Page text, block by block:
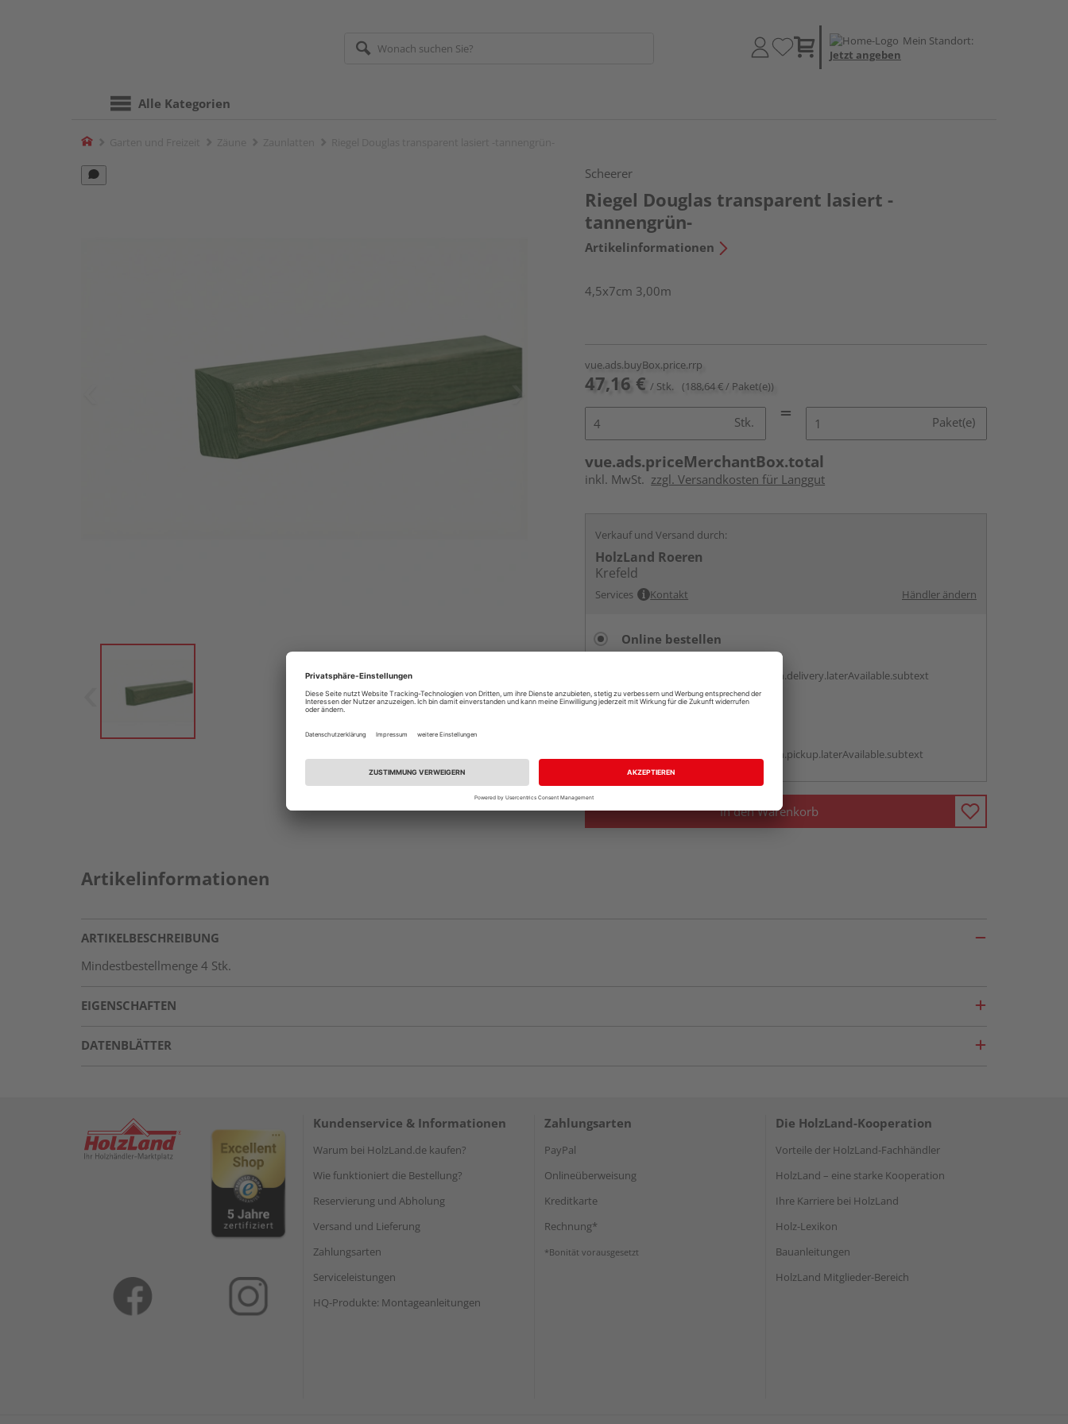
Mein Standort:
Jetzt angeben
Alle Kategorien
Home
Scheerer
Riegel Douglas transparent lasiert -
tannengrün-
Artikelinformationen
4,5x7cm 3,00m
vue.ads.buyBox.price.rrp
47,16 € / Stk. (188,64 € / Paket(e))
Stk. Paket(e)
vue.ads.priceMerchantBox.total
inkl. MwSt. zzgl. Versandkosten für Langgut
Verkauf und Versand durch:
HolzLand Roeren
Krefeld
Services Kontakt Händler ändern
Online bestellen
vue.ads.priceMerchantBox.option.delivery.laterAvailable.subtext
vue.ads.priceMerchantBox.option.pickup.laterAvailable.subtext
In den Warenkorb
Artikelinformationen
ARTIKELBESCHREIBUNG
Mindestbestellmenge 4 Stk.
EIGENSCHAFTEN
DATENBLÄTTER
Kundenservice & Informationen
Warum bei HolzLand.de kaufen?
Wie funktioniert die Bestellung?
Reservierung und Abholung
Versand und Lieferung
Zahlungsarten
Serviceleistungen
HQ-Produkte: Montageanleitungen
Zahlungsarten
PayPal
Onlineüberweisung
Kreditkarte
Rechnung*
*Bonität vorausgesetzt
Die HolzLand-Kooperation
Vorteile der HolzLand-Fachhändler
HolzLand – eine starke Kooperation
Ihre Karriere bei HolzLand
Holz-Lexikon
Bauanleitungen
HolzLand Mitglieder-Bereich